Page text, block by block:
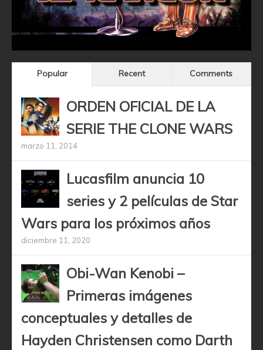
Popular Recent Comments
ORDEN OFICIAL DE LA
SERIE THE CLONE WARS
marzo 11, 2014
Lucasfilm anuncia 10
series y 2 películas de Star
Wars para los próximos años
diciembre 11, 2020
Obi-Wan Kenobi –
Primeras imágenes
conceptuales y detalles de
Hayden Christensen como Darth